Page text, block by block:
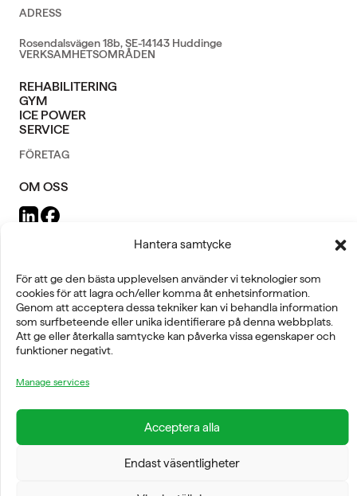
Hantera samtycke
För att ge den bästa upplevelsen använder vi teknologier som
cookies för att lagra och/eller komma åt enhetsinformation.
Genom att acceptera dessa tekniker kan vi behandla information
som surfbeteende eller unika identifierare på denna webbplats.
Att ge eller återkalla samtycke kan påverka vissa egenskaper och
funktioner negativt.
Manage services
Acceptera alla
Endast väsentligheter
ADRESS
Rosendalsvägen 18b, SE-14143 Huddinge
VERKSAMHETSOMRÅDEN
REHABILITERING
GYM
ICE POWER
SERVICE
FÖRETAG
OM OSS
FYSIOLINE OY © 2026